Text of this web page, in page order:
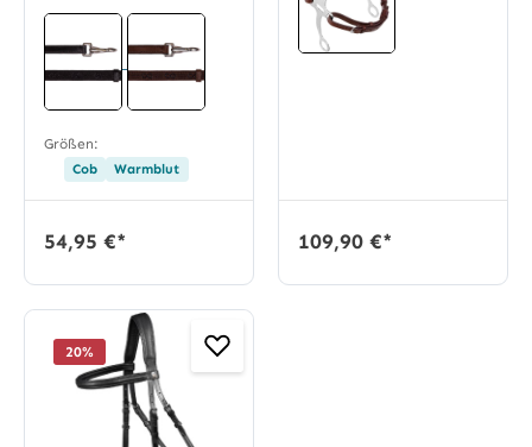
Größen:
Cob
Warmblut
54,95 €* 109,90 €*
20%